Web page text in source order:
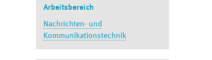
Arbeitsbereich
Nachrichten- und
Kommunikationstechnik